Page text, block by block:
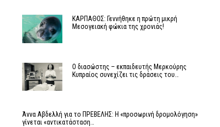
ΚΑΡΠΑΘΟΣ: Γεννήθηκε η πρώτη μικρή
Μεσογειακή φώκια της χρονιάς!
Ο διασώστης – εκπαιδευτής Μερκούρης
Κυπραίος συνεχίζει τις δράσεις του…
Άννα Αβδελλή για το ΠΡΕΒΕΛΗΣ: Η «προσωρινή δρομολόγηση»
γίνεται «αντικατάσταση…